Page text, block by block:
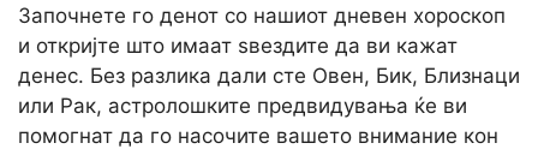
Започнете го денот со нашиот дневен хороскоп
и откријте што имаат ѕвездите да ви кажат
денес. Без разлика дали сте Овен, Бик, Близнаци
или Рак, астролошките предвидувања ќе ви
помогнат да го насочите вашето внимание кон